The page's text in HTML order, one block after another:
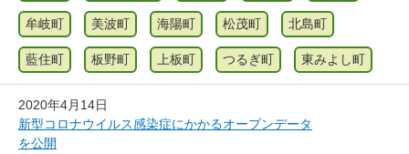
牟岐町 美波町 海陽町 松茂町 北島町
藍住町 板野町 上板町 つるぎ町 東みよし町
2020年4月14日
新型コロナウイルス感染症にかかるオープンデータ
を公開